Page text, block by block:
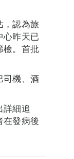
，認為旅
心昨天已
檢。首批
司機、酒
詳細追
在發病後